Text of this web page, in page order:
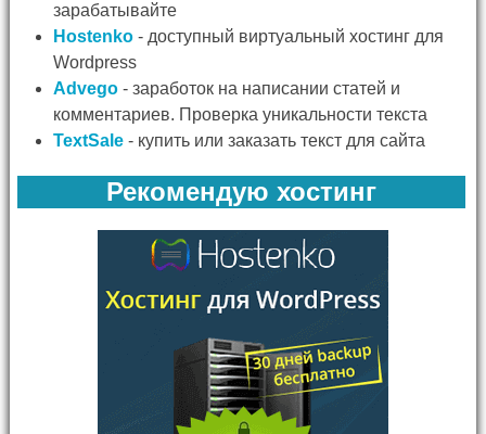
зарабатывайте
Hostenko- доступный виртуальный хостинг для
Wordpress
Advego- заработок на написании статей и
комментариев. Проверка уникальности текста
TextSale- купить или заказать текст для сайта
Рекомендую хостинг